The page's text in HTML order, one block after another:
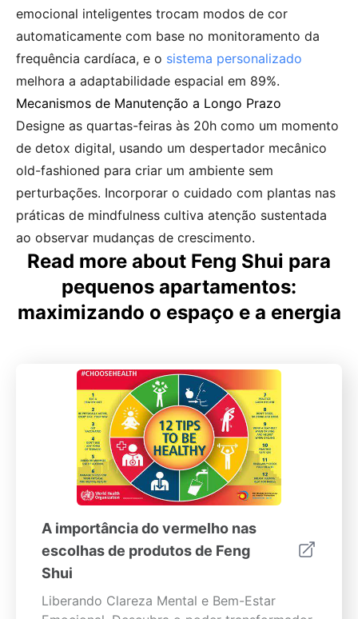
emocional inteligentes trocam modos de cor
automaticamente com base no monitoramento da
frequência cardíaca, e o sistema personalizado
melhora a adaptabilidade espacial em 89%.
Mecanismos de Manutenção a Longo Prazo
Designe as quartas-feiras às 20h como um momento
de detox digital, usando um despertador mecânico
old-fashioned para criar um ambiente sem
perturbações. Incorporar o cuidado com plantas nas
práticas de mindfulness cultiva atenção sustentada
ao observar mudanças de crescimento.
Read more about Feng Shui para
pequenos apartamentos:
maximizando o espaço e a energia
A importância do vermelho nas
escolhas de produtos de Feng
Shui
Liberando Clareza Mental e Bem-Estar